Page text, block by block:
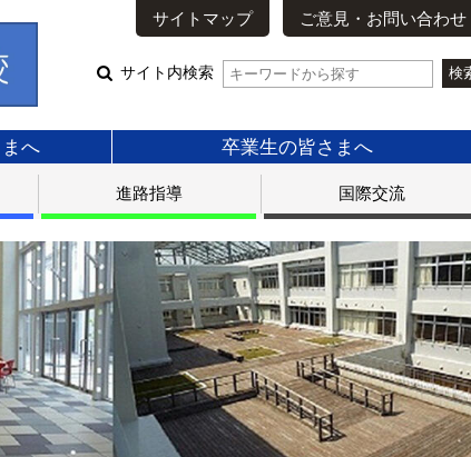
サイトマップ ご意見・お問い合わせ
サイト内検索
へ 卒業生の皆さまへ
進路指導 国際交流